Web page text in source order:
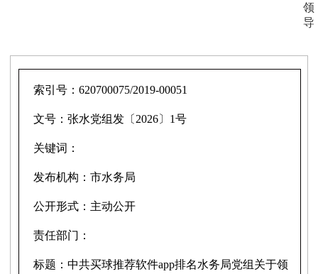
领
导
索引号：620700075/2019-00051
文号：张水党组发〔2026〕1号
关键词：
发布机构：市水务局
公开形式： 主动公开
责任部门：
标题：中共买球推荐软件app排名水务局党组关于领